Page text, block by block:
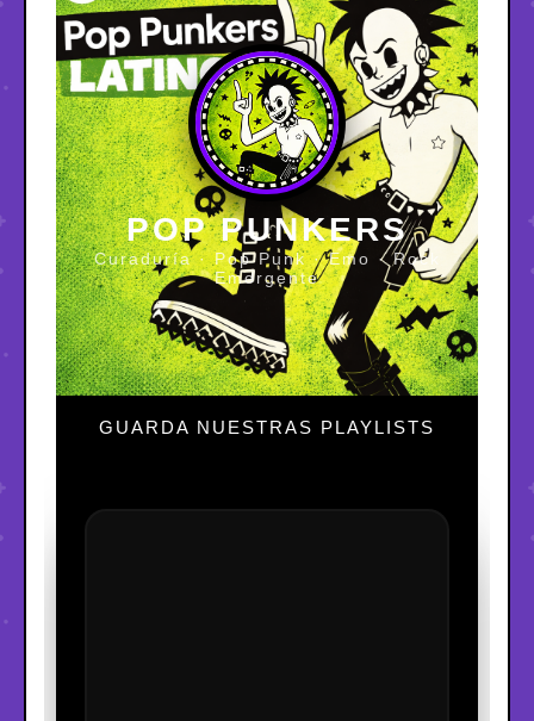
POP PUNKERS
Curaduría · Pop Punk · Emo · Rock
Emergente
GUARDA NUESTRAS PLAYLISTS